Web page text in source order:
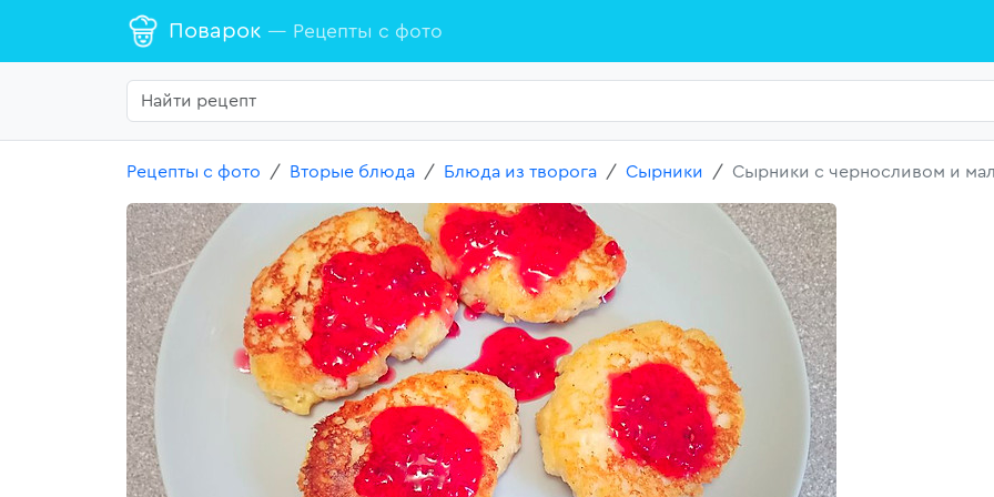
Поварок — Рецепты с фото
Рецепты с фото Вторые блюда Блюда из творога Сырники Сырники с черносливом и